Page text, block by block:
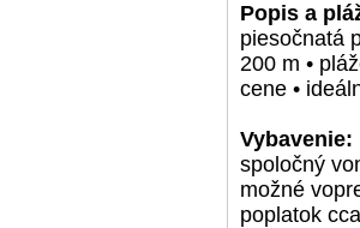
Popis a
piesočnatá
200 m •
cene •
Vybavenie:
spoločný
možné
poplatok